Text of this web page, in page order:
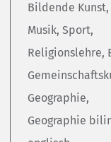
Bildende Kunst,
Musik, Sport,
Religionslehre,
Geographie,
Geographie